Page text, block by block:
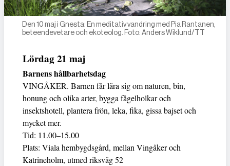
Den 10 maj i Gnesta: En meditativ vandring med Pia Rantanen,
beteendevetare och ekoteolog. Foto: Anders Wiklund/TT
Lördag 21 maj
Barnens hållbarhetsdag
VINGÅKER. Barnen får lära sig om naturen, bin,
honung och olika arter, bygga fågelholkar och
insektshotell, plantera frön, leka, fika, gissa bajset och
mycket mer.
Tid: 11.00–15.00
Plats: Viala hembygdsgård, mellan Vingåker och
Katrineholm, utmed riksväg 52